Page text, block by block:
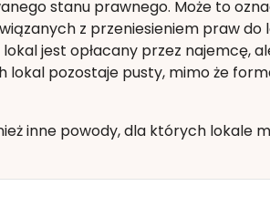
stanu prawnego. Może to
z przeniesieniem praw do
jest opłacany przez najemcę,
lokal pozostaje pusty, mimo że
inne powody, dla których lokale